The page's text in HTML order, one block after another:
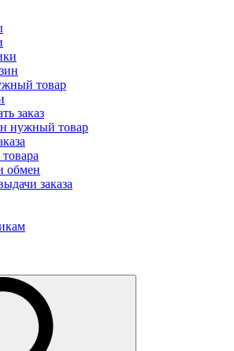
товар
заказ
нужный товар
обмен
заказа